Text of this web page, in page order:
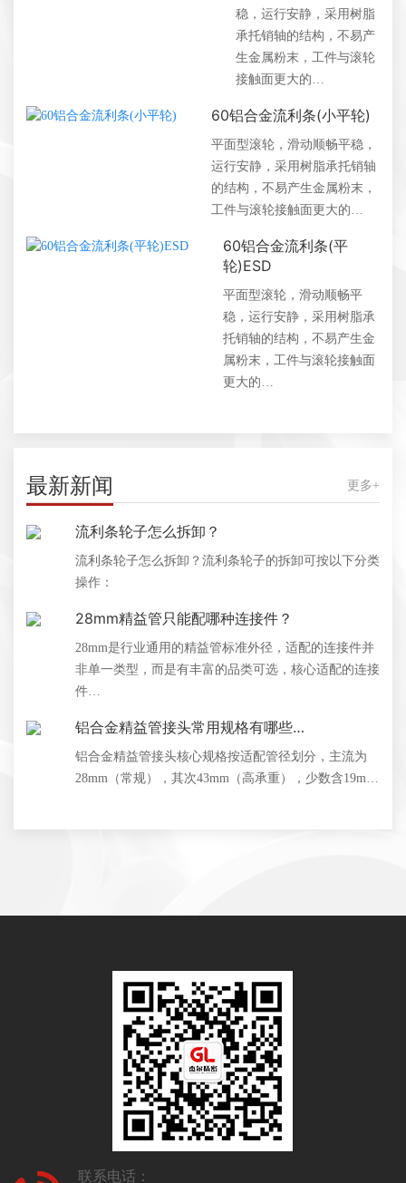
稳，运行安静，采用树脂
承托销轴的结构，不易产
生金属粉末，工件与滚轮
接触面更大的…
60铝合金流利条(小平轮)
平面型滚轮，滑动顺畅平稳，
运行安静，采用树脂承托销轴
的结构，不易产生金属粉末，
工件与滚轮接触面更大的…
60铝合金流利条(平
轮)ESD
平面型滚轮，滑动顺畅平
稳，运行安静，采用树脂承
托销轴的结构，不易产生金
属粉末，工件与滚轮接触面
更大的…
最新新闻 更多+
流利条轮子怎么拆卸？
流利条轮子怎么拆卸？流利条轮子的拆卸可按以下分类
操作：
28mm精益管只能配哪种连接件？
28mm是行业通用的精益管标准外径，适配的连接件并
非单一类型，而是有丰富的品类可选，核心适配的连接
件…
铝合金精益管接头常用规格有哪些…
铝合金精益管接头核心规格按适配管径划分，主流为
28mm（常规），其次43mm（高承重），少数含19m…
联系电话：